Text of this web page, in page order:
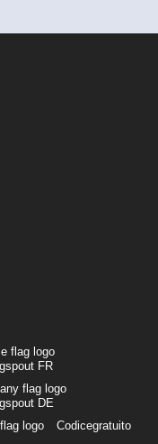
FR
DE
Codicegratuito